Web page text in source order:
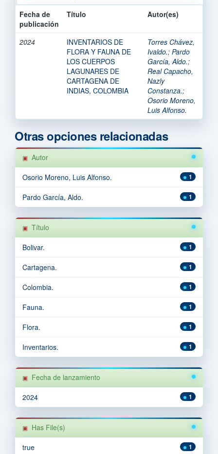
Fecha de
publicación
Título Autor(es)
2024
INVENTARIOS DE
FLORA Y FAUNA DE
LOS CUERPOS
LAGUNARES DE
CARTAGENA DE
INDIAS, COLOMBIA
Torres Chávez,
Ivaldo.; Pardo
García, Aldo.;
Real Capacho,
Nazly
Constanza.;
Osorio Moreno,
Luis Alfonso.
Otras opciones relacionadas
Autor
1
Osorio Moreno, Luis Alfonso.
1
Pardo García, Aldo.
Título
1
Bolivar.
1
Cartagena.
1
Colombia.
1
Fauna.
1
Flora.
1
Inventarios.
Fecha de lanzamiento
1
2024
Has File(s)
1
true